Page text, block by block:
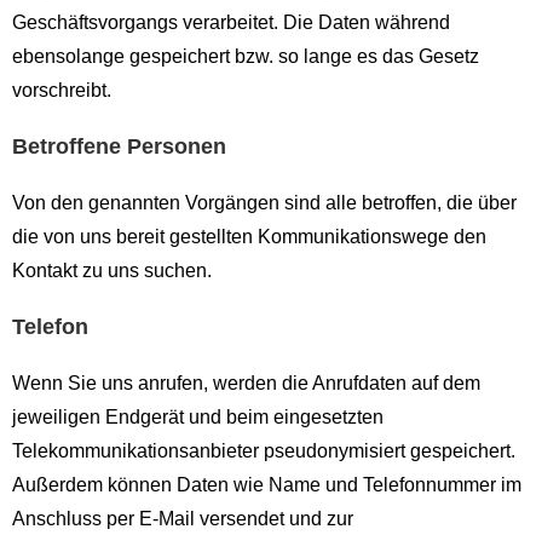
Geschäftsvorgangs verarbeitet. Die Daten während
ebensolange gespeichert bzw. so lange es das Gesetz
vorschreibt.
Betroffene Personen
Von den genannten Vorgängen sind alle betroffen, die über
die von uns bereit gestellten Kommunikationswege den
Kontakt zu uns suchen.
Telefon
Wenn Sie uns anrufen, werden die Anrufdaten auf dem
jeweiligen Endgerät und beim eingesetzten
Telekommunikationsanbieter pseudonymisiert gespeichert.
Außerdem können Daten wie Name und Telefonnummer im
Anschluss per E-Mail versendet und zur